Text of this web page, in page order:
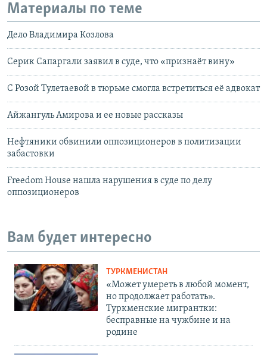
Материалы по теме
Дело Владимира Козлова
Серик Сапаргали заявил в суде, что «признаёт вину»
С Розой Тулетаевой в тюрьме смогла встретиться её адвокат
Aйжангуль Амирова и ее новые рассказы
Нефтяники обвинили оппозиционеров в политизации
забастовки
Freedom House нашла нарушения в суде по делу
оппозиционеров
Вам будет интересно
ТУРКМЕНИСТАН
«Может умереть в любой момент,
но продолжает работать».
Туркменские мигрантки:
бесправные на чужбине и на
родине